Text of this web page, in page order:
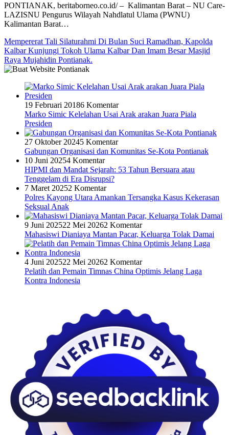
PONTIANAK, beritaborneo.co.id/ – Kalimantan Barat – NU Care-
LAZISNU Pengurus Wilayah Nahdlatul Ulama (PWNU)
Kalimantan Barat…
Mempererat Tali Silaturahmi Di Bulan Suci Ramadhan, Kapolda
Kalbar Kunjungi Tokoh Ulama Kalbar Dan Imam Besar Masjid
Raya Mujahidin Pontianak.
19 Februari 20186 Komentar
Marko Simic Kelelahan Usai Arak arakan Juara Piala
Presiden
27 Oktober 20245 Komentar
Gabungan Organisasi dan Komunitas Se-Kota Pontianak
10 Juni 20254 Komentar
HIPMI dan Mandat Sejarah: 53 Tahun Bersuara atau
Tenggelam di Era Disrupsi?
7 Maret 20252 Komentar
Polres Kayong Utara Amankan Tersangka Kasus Kekerasan
Seksual Anak
9 Juni 202522 Mei 20262 Komentar
Mahasiswi Dianiaya Mantan Pacar, Keluarga Tolak Damai
4 Juni 202522 Mei 20262 Komentar
Pelatih dan Pemain Timnas China Optimis Jelang Laga
Kontra Indonesia